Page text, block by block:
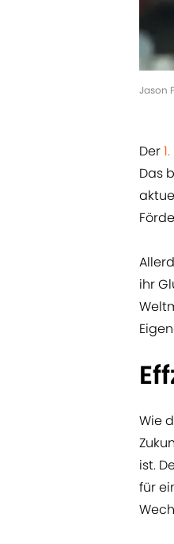
Jason
Der
Das
ihr
Wie
ist.
für